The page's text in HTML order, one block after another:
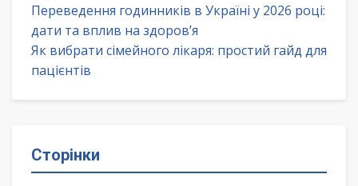
Переведення годинників в Україні у 2026 році:
дати та вплив на здоров’я
Як вибрати сімейного лікаря: простий гайд для
пацієнтів
Сторінки